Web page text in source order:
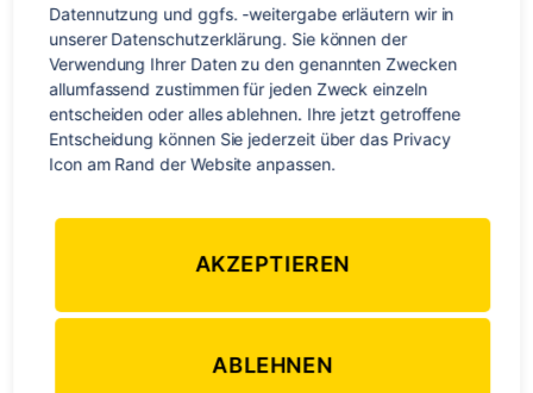
Weihnachten steht vor der Tür! Die meisten von euch haben
die erste Kerze angezündet. Jetzt kommt die gemütliche
bauen, Dominosteine essen und über den Weihnachtsmarkt
schlendern. Doch wer kennt das nicht? Das ganze Jahr über
Datennutzung und ggfs. -weitergabe erläutern wir in
unserer Datenschutzerklärung. Sie können der
Verwendung Ihrer Daten zu den genannten Zwecken
allumfassend zustimmen für jeden Zweck einzeln
entscheiden oder alles ablehnen. Ihre jetzt getroffene
Entscheidung können Sie jederzeit über das Privacy
Icon am Rand der Website anpassen.
AKZEPTIEREN
ABLEHNEN